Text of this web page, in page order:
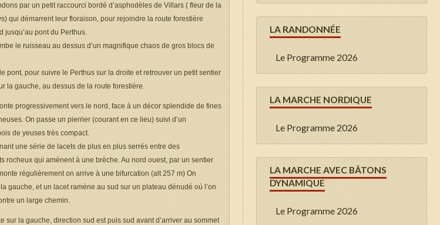
par un petit raccourci bordé d’asphodèles de Villars ( fleur de la
qui démarrent leur floraison, pour rejoindre la route forestière
jusqu’au pont du Perthus.
le ruisseau au dessus d’un magnifique chaos de gros blocs de
pont, pour suivre le Perthus sur la droite et retrouver un petit sentier
la gauche, au dessus de la route forestière.
progressivement vers le nord, face à un décor splendide de fines
On passe un pierrier (courant en ce lieu) suivi d’un
de yeuses très compact.
une série de lacets de plus en plus serrés entre des
rocheux qui amènent à une brèche. Au nord ouest, par un sentier
régulièrement on arrive à une bifurcation (alt 257 m) On
gauche, et un lacet ramène au sud sur un plateau dénudé où l’on
un large chemin.
sur la gauche, direction sud est puis sud avant d’arriver au sommet
LA RANDONNÉE
Le Programme 2026
LA MARCHE NORDIQUE
Le Programme 2026
LA MARCHE AVEC BÂTONS
DYNAMIQUE
Le Programme 2026